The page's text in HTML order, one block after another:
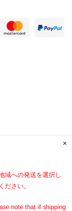
域への発送を選択し
ださい。
note that if shipping